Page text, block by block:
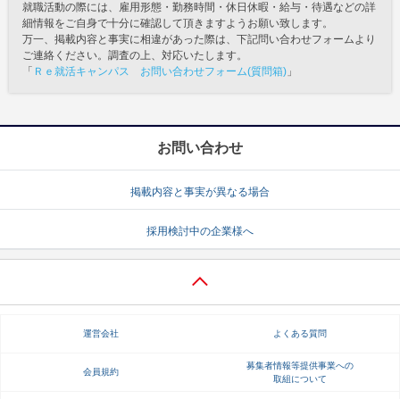
就職活動の際には、雇用形態・勤務時間・休日休暇・給与・待遇などの詳
細情報をご自身で十分に確認して頂きますようお願い致します。
万一、掲載内容と事実に相違があった際は、下記問い合わせフォームより
ご連絡ください。調査の上、対応いたします。
「 Ｒｅ就活キャンパス お問い合わせフォーム(質問箱) 」
お問い合わせ
掲載内容と事実が異なる場合
採用検討中の企業様へ
運営会社 よくある質問
会員規約
募集者情報等提供事業への
取組について